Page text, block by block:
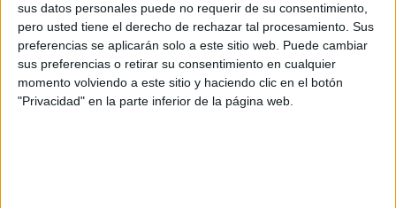
sus datos personales puede no requerir de su consentimiento,
pero usted tiene el derecho de rechazar tal procesamiento. Sus
preferencias se aplicarán solo a este sitio web. Puede cambiar
sus preferencias o retirar su consentimiento en cualquier
momento volviendo a este sitio y haciendo clic en el botón
"Privacidad" en la parte inferior de la página web.